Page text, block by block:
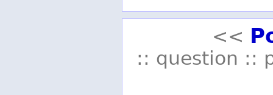
<<
:: question ::